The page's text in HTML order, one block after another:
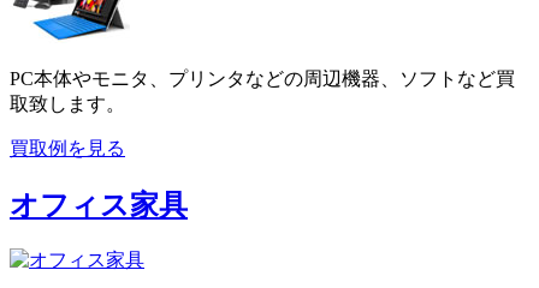
PC本体やモニタ、プリンタなどの周辺機器、ソフトなど買
取致します。
買取例を見る
オフィス家具